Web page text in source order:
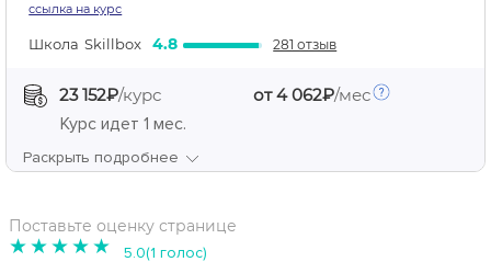
ссылка на курс
Школа Skillbox 4.8 281 отзыв
23 152₽/курс от 4 062₽/мес
Курс идет 1 мес.
Раскрыть подробнее
Поставьте оценку странице
1 2 3 4 55.0(1 голос)